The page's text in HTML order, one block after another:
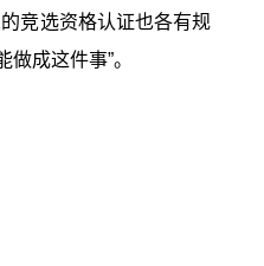
竞选资格认证也各有规
成这件事”。